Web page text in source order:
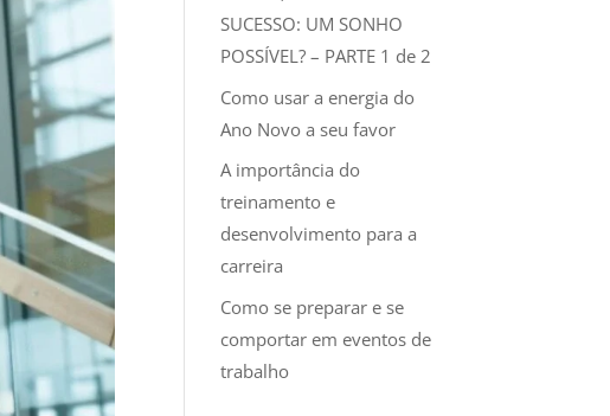
SUCESSO: UM SONHO
POSSÍVEL? – PARTE 1 de 2
Como usar a energia do
Ano Novo a seu favor
A importância do
treinamento e
desenvolvimento para a
carreira
Como se preparar e se
comportar em eventos de
trabalho